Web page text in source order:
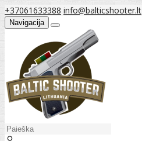
+37061633388 info@balticshooter.lt
Navigacija